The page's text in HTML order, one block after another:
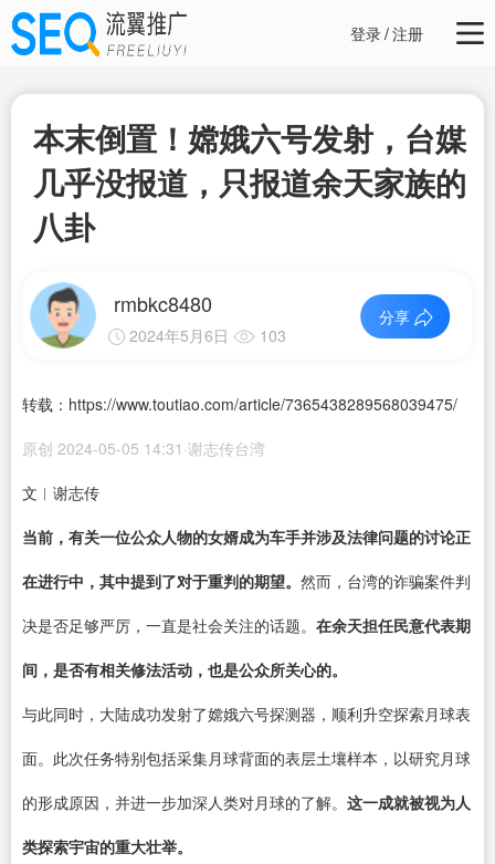
登录/注册
本末倒置！嫦娥六号发射，台媒
几乎没报道，只报道余天家族的
八卦
rmbkc8480
2024年5月6日 103
分享
转载：https://www.toutiao.com/article/7365438289568039475/
原创 2024-05-05 14:31·谢志传台湾
文︱谢志传
当前，有关一位公众人物的女婿成为车手并涉及法律问题的讨论正
在进行中，其中提到了对于重判的期望。 然而，台湾的诈骗案件判
决是否足够严厉，一直是社会关注的话题。 在余天担任民意代表期
间，是否有相关修法活动，也是公众所关心的。
与此同时，大陆成功发射了嫦娥六号探测器，顺利升空探索月球表
面。此次任务特别包括采集月球背面的表层土壤样本，以研究月球
的形成原因，并进一步加深人类对月球的了解。 这一成就被视为人
类探索宇宙的重大壮举。